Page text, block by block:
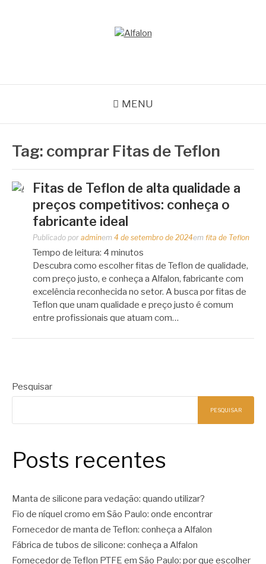
MENU
Tag: comprar Fitas de Teflon
Fitas de Teflon de alta qualidade a
preços competitivos: conheça o
fabricante ideal
Publicado por adminem 4 de setembro de 2024em fita de Teflon
Tempo de leitura: 4 minutos
Descubra como escolher fitas de Teflon de qualidade,
com preço justo, e conheça a Alfalon, fabricante com
excelência reconhecida no setor. A busca por fitas de
Teflon que unam qualidade e preço justo é comum
entre profissionais que atuam com…
Pesquisar
PESQUISAR
Posts recentes
Manta de silicone para vedação: quando utilizar?
Fio de níquel cromo em São Paulo: onde encontrar
Fornecedor de manta de Teflon: conheça a Alfalon
Fábrica de tubos de silicone: conheça a Alfalon
Fornecedor de Teflon PTFE em São Paulo: por que escolher